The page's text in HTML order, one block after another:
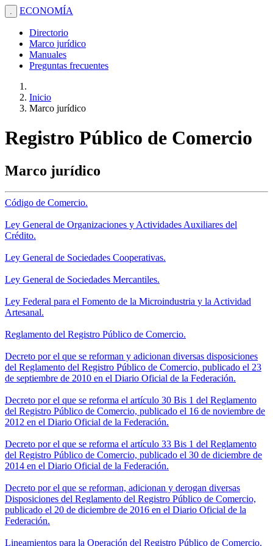
. ECONOMÍA
Directorio
Marco jurídico
Manuales
Preguntas frecuentes
Inicio
Marco jurídico
Registro Público de Comercio
Marco jurídico
Código de Comercio.
Ley General de Organizaciones y Actividades Auxiliares del
Crédito.
Ley General de Sociedades Cooperativas.
Ley General de Sociedades Mercantiles.
Ley Federal para el Fomento de la Microindustria y la Actividad
Artesanal.
Reglamento del Registro Público de Comercio.
Decreto por el que se reforman y adicionan diversas disposiciones
del Reglamento del Registro Público de Comercio, publicado el 23
de septiembre de 2010 en el Diario Oficial de la Federación.
Decreto por el que se reforma el artículo 30 Bis 1 del Reglamento
del Registro Público de Comercio, publicado el 16 de noviembre de
2012 en el Diario Oficial de la Federación.
Decreto por el que se reforma el artículo 33 Bis 1 del Reglamento
del Registro Público de Comercio, publicado el 30 de diciembre de
2014 en el Diario Oficial de la Federación.
Decreto por el que se reforman, adicionan y derogan diversas
Disposiciones del Reglamento del Registro Público de Comercio,
publicado el 20 de diciembre de 2016 en el Diario Oficial de la
Federación.
Lineamientos para la Operación del Registro Público de Comercio.